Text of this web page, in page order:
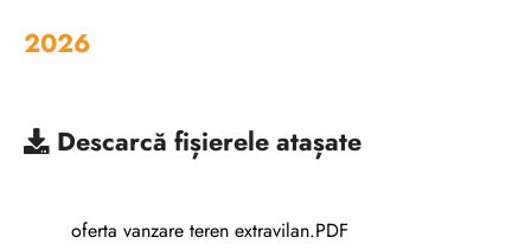
2026
Descarcă fișierele atașate
oferta vanzare teren extravilan.PDF